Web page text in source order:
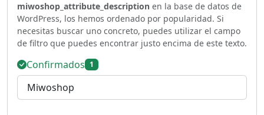
miwoshop_attribute_description en la base de datos de
WordPress, los hemos ordenado por popularidad. Si
necesitas buscar uno concreto, puedes utilizar el campo
de filtro que puedes encontrar justo encima de este texto.
Confirmados 1
Miwoshop